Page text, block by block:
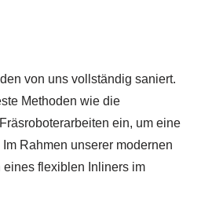
von uns vollständig saniert.
Methoden wie die
ein, um eine
Rahmen unserer modernen
eines flexiblen Inliners im